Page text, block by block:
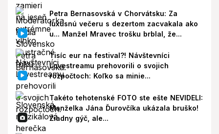
Petra Bernasovská v Chorvátsku: Za
luxusnú večeru s dezertom zacvakala ako
u... Manžel Mravec trošku brblal, že...
Tisíc eur na festival?! Návštevníci
Lovestreamu prehovorili o svojich
rozpočtoch: Koľko sa minie...
Takéto tehotenské FOTO ste ešte NEVIDELI:
Manželka Jána Ďurovčíka ukázala bruško!
Žiadny gýč, ale...